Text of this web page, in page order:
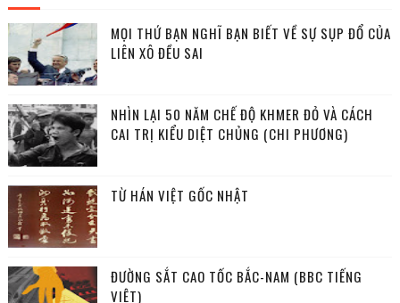
MỌI THỨ BẠN NGHĨ BẠN BIẾT VỀ SỰ SỤP ĐỔ CỦA
LIÊN XÔ ĐỀU SAI
NHÌN LẠI 50 NĂM CHẾ ĐỘ KHMER ĐỎ VÀ CÁCH
CAI TRỊ KIỂU DIỆT CHỦNG (CHI PHƯƠNG)
TỪ HÁN VIỆT GỐC NHẬT
ĐƯỜNG SẮT CAO TỐC BẮC-NAM (BBC TIẾNG
VIỆT)